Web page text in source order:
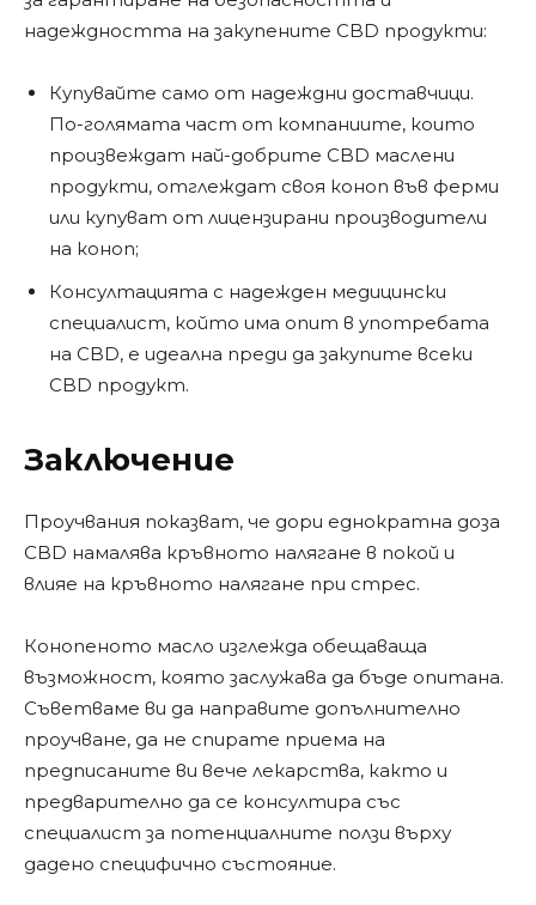
надеждността на закупените CBD продукти:
Купувайте само от надеждни доставчици.
По-голямата част от компаниите, които
произвеждат най-добрите CBD маслени
продукти, отглеждат своя коноп във ферми
или купуват от лицензирани производители
на коноп;
Консултацията с надежден медицински
специалист, който има опит в употребата
на CBD, е идеална преди да закупите всеки
CBD продукт.
Заключение
Проучвания показват, че дори еднократна доза
CBD намалява кръвното налягане в покой и
влияе на кръвното налягане при стрес.
Конопеното масло изглежда обещаваща
възможност, която заслужава да бъде опитана.
Съветваме ви да направите допълнително
проучване, да не спирате приема на
предписаните ви вече лекарства, както и
предварително да се консултира със
специалист за потенциалните ползи върху
дадено специфично състояние.